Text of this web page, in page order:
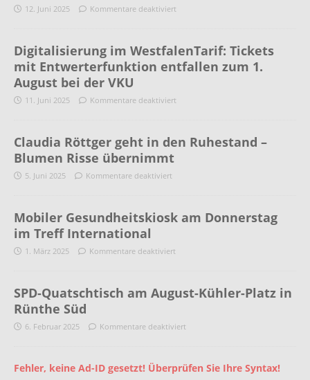
12. Juni 2025 Kommentare deaktiviert
Digitalisierung im WestfalenTarif: Tickets
mit Entwerterfunktion entfallen zum 1.
August bei der VKU
11. Juni 2025 Kommentare deaktiviert
Claudia Röttger geht in den Ruhestand –
Blumen Risse übernimmt
5. Juni 2025 Kommentare deaktiviert
Mobiler Gesundheitskiosk am Donnerstag
im Treff International
1. März 2025 Kommentare deaktiviert
SPD-Quatschtisch am August-Kühler-Platz in
Rünthe Süd
6. Februar 2025 Kommentare deaktiviert
Fehler, keine Ad-ID gesetzt! Überprüfen Sie Ihre Syntax!